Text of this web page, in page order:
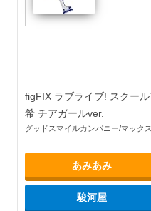
figFIX ラブライブ! スクー
希 チアガールver.
グッドスマイルカンパニー/マック
あみあみ
駿河屋